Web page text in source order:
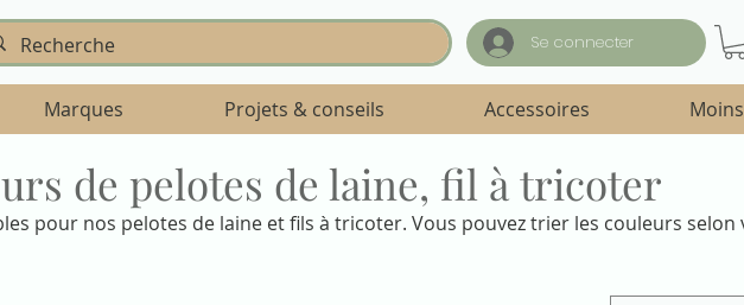
Se connecter
Marques Projets & conseils Accessoires
de pelotes de laine, fil à tricoter
pour nos pelotes de laine et fils à tricoter. Vous pouvez trier les couleurs selon